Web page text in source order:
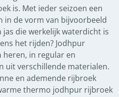
is. Met ieder seizoen een
in de vorm van bijvoorbeeld
die werkelijk waterdicht is
het rijden? Jodhpur
in regular en
uit verschillende materialen.
en ademende rijbroek
thermo jodhpur rijbroek